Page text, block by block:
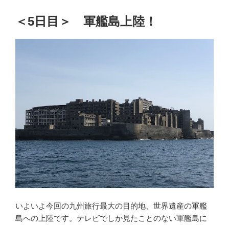
＜5日目＞ 軍艦島上陸！
いよいよ今回の九州旅行最大の目的地、世界遺産の軍艦
島への上陸です。テレビでしか見たことのない軍艦島に